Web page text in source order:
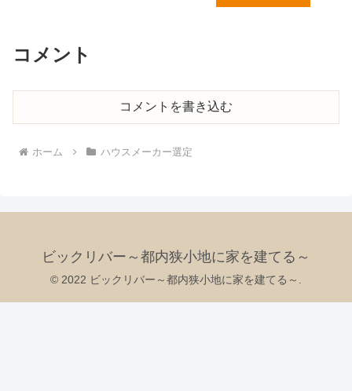
コメント
コメントを書き込む
ホーム ハウスメーカー選定
ビックリバー～都内狭小地に家を建てる～
© 2022 ビックリバー～都内狭小地に家を建てる～.